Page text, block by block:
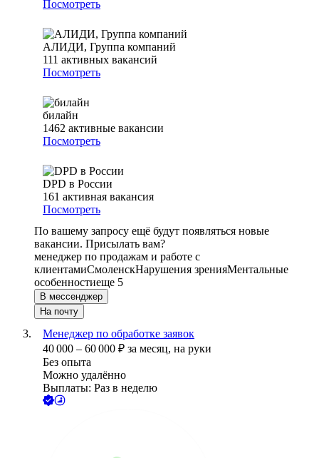
Посмотреть
АЛИДИ, Группа компаний
111 активных вакансий
Посмотреть
билайн
1462 активные вакансии
Посмотреть
DPD в России
161 активная вакансия
Посмотреть
По вашему запросу ещё будут появляться новые
вакансии. Присылать вам?
менеджер по продажам и работе с
клиентамиСмоленскНарушения зренияМентальные
особенностиеще 5
В мессенджер
На почту
Менеджер по обработке заявок
40 000 – 60 000 ₽ за месяц, на руки
Без опыта
Можно удалённо
Выплаты: Раз в неделю